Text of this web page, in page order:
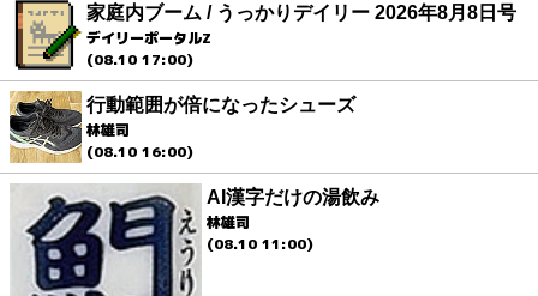
家庭内ブーム / うっかりデイリー 2026年8月8日号
デイリーポータルZ
(08.10 17:00)
行動範囲が倍になったシューズ
林雄司
(08.10 16:00)
AI漢字だけの湯飲み
林雄司
(08.10 11:00)